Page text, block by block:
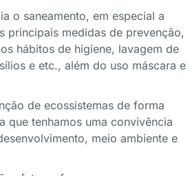
o saneamento, em especial a
principais medidas de prevenção,
hábitos de higiene, lavagem de
e etc., além do uso máscara e
de ecossistemas de forma
que tenhamos uma convivência
meio ambiente e